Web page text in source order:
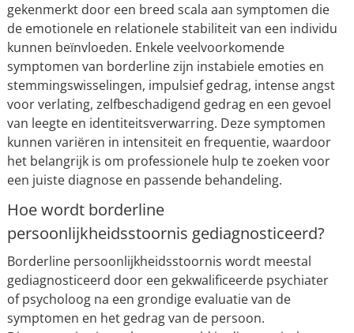
gekenmerkt door een breed scala aan symptomen die
de emotionele en relationele stabiliteit van een individu
kunnen beïnvloeden. Enkele veelvoorkomende
symptomen van borderline zijn instabiele emoties en
stemmingswisselingen, impulsief gedrag, intense angst
voor verlating, zelfbeschadigend gedrag en een gevoel
van leegte en identiteitsverwarring. Deze symptomen
kunnen variëren in intensiteit en frequentie, waardoor
het belangrijk is om professionele hulp te zoeken voor
een juiste diagnose en passende behandeling.
Hoe wordt borderline
persoonlijkheidsstoornis gediagnosticeerd?
Borderline persoonlijkheidsstoornis wordt meestal
gediagnosticeerd door een gekwalificeerde psychiater
of psycholoog na een grondige evaluatie van de
symptomen en het gedrag van de persoon.